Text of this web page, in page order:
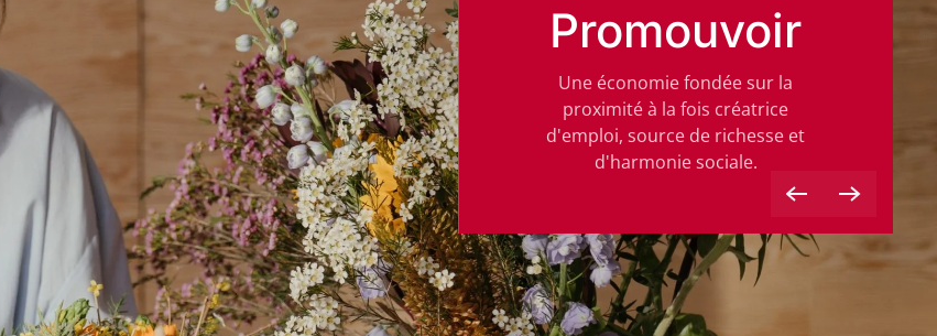
Fédérer
Autour des valeurs de l'artisanat, la
proximité, l'excellence et la
transmission des savoir-faire.
Promouvoir
Une économie fondée sur la
proximité à la fois créatrice
d'emploi, source de richesse et
d'harmonie sociale.